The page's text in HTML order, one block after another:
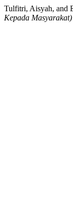
Tulfitri, Aisyah, and
Kepada Masyarakat)